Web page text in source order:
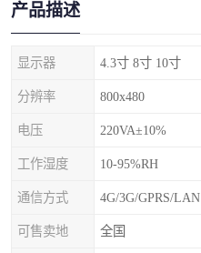
产品描述
显示器 4.3寸 8寸 10寸
分辨率 800x480
电压 220VA±10%
工作湿度 10-95%RH
通信方式 4G/3G/GPRS/LAN
可售卖地 全国